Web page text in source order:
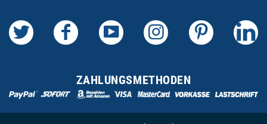
ZAHLUNGSMETHODEN